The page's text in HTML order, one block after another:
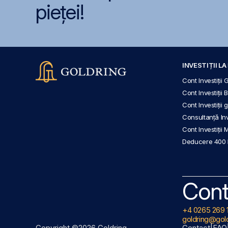
pieței!
INVESTIȚII LA
Cont Investiții
Cont Investiții
Cont Investiții
Consultanță
Cont Investiții
Deducere 400
+4 0265 269